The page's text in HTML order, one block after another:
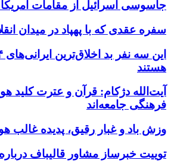
جاسوسی اسرائیل از مقامات
سفره عقدی که با پهپاد در میدان
هستند
آیت‌الله دژکام: قرآن و عترت
فرهنگی جامعه‌اند
وزش باد و غبار رقیق، پدیده غالب
توییت خبرساز مشاور قالیباف